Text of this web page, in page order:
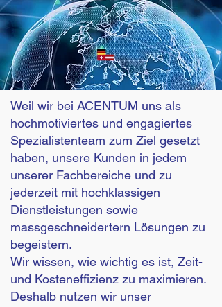
Anbieter in der D-A-CH-Region von
umfassenden globalen Dienstleistungen
für internationale
Mitarbeiterentsendungen sowie für
Relocation von Unternehmen und
Privatpersonen / Expats in die Schweiz,
nach Deutschland und Österreich
... sind wir Ihre erste Wahl!
Weil wir bei ACENTUM uns als
hochmotiviertes und engagiertes
Spezialistenteam zum Ziel gesetzt
haben, unsere Kunden in jedem
unserer Fachbereiche und zu
jederzeit mit hochklassigen
Dienstleistungen sowie
massgeschneidertern Lösungen zu
begeistern.
Wir wissen, wie wichtig es ist, Zeit-
und Kosteneffizienz zu maximieren.
Deshalb nutzen wir unser